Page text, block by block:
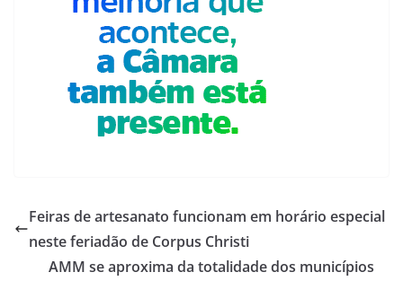
Feiras de artesanato funcionam em horário especial
neste feriadão de Corpus Christi
AMM se aproxima da totalidade dos municípios